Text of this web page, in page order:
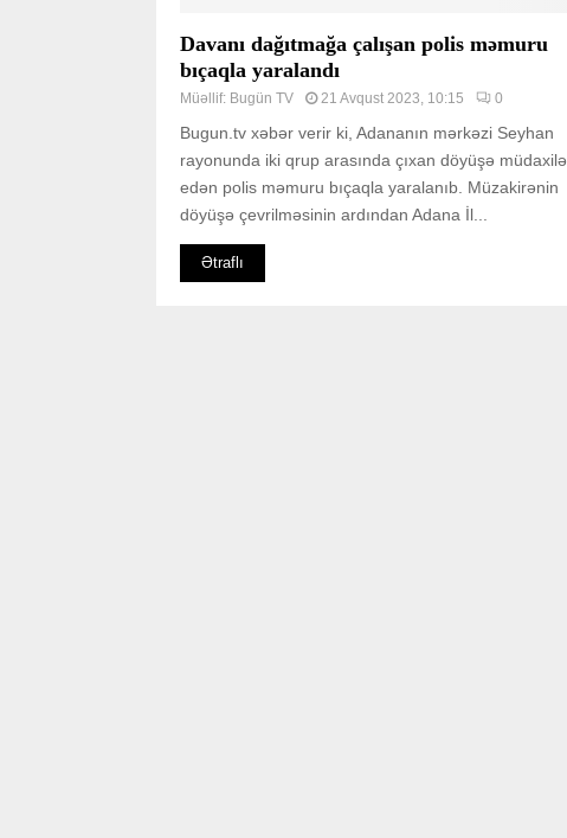
Davanı dağıtmağa çalışan polis məmuru
bıçaqla yaralandı
Müəllif: Bugün TV 21 Avqust 2023, 10:15 0
Bugun.tv xəbər verir ki, Adananın mərkəzi Seyhan
rayonunda iki qrup arasında çıxan döyüşə müdaxilə
edən polis məmuru bıçaqla yaralanıb. Müzakirənin
döyüşə çevrilməsinin ardından Adana İl...
Ətraflı